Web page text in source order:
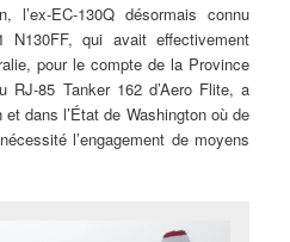
l’ex-EC-130Q désormais connu
qui avait effectivement
pour le compte de la Province
RJ-85 Tanker 162 d’Aero Flite, a
dans l’État de Washington où de
l’engagement de moyens